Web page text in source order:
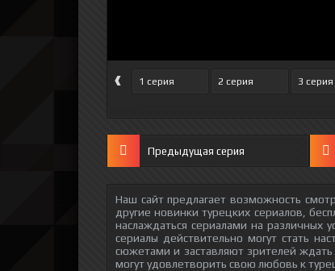
‹ 1 серия 2 серия 3 серия
Предыдущая серия
Наш сайт предлагает возможность
другие новинки турецких сериалов,
наслаждаться сериалами на различных
сериалы действительно могут стать
сюжетами и заставляют зрителей
могут удовлетворить свою любовь к